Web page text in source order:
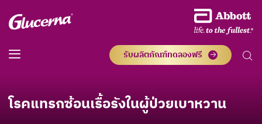
รับผลิตภัณฑ์ทดลองฟรี
โรคแทรกซ้อนเรื้อรังในผู้ป่วยเบาหวาน